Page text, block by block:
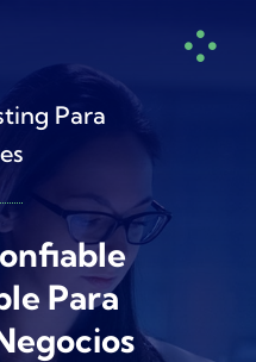
Para
Para